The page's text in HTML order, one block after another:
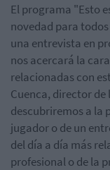
El programa "Esto
novedad para todos
una entrevista en
nos acercará la
relacionadas con
Cuenca, director
descubriremos a la
jugador o de un
del día a día más
profesional o de la